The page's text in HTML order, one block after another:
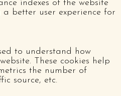
indexes of the website
better user experience for
to understand how
These cookies help
the number of
source, etc.